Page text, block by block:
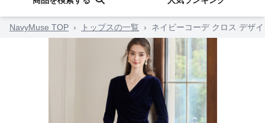
NavyMuse TOP › トップスの一覧 › ネイビーコーデ クロス デザ